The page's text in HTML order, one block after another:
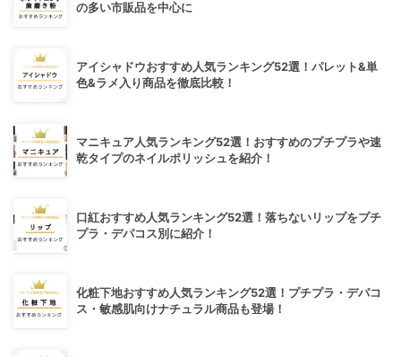
の多い市販品を中心に
アイシャドウおすすめ人気ランキング52選！パレット&単
色&ラメ入り商品を徹底比較！
マニキュア人気ランキング52選！おすすめのプチプラや速
乾タイプのネイルポリッシュを紹介！
口紅おすすめ人気ランキング52選！落ちないリップをプチ
プラ・デパコス別に紹介！
化粧下地おすすめ人気ランキング52選！プチプラ・デパコ
ス・敏感肌向けナチュラル商品も登場！